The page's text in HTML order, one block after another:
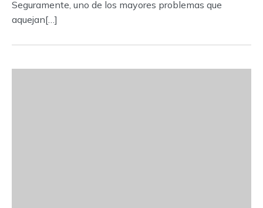
Seguramente, uno de los mayores problemas que
aquejan[…]